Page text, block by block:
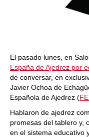
El pasado lunes, en
España de Ajedrez por
de conversar, en
Javier Ochoa de
Española de Ajedrez (
Hablaron de ajedrez
promesas del tablero y,
en el sistema educativo